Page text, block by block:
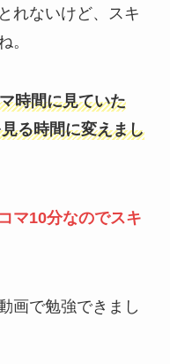
れないけど、スキ
。
時間に見ていた
る時間に変えまし
マ10分なのでスキ
画で勉強できまし